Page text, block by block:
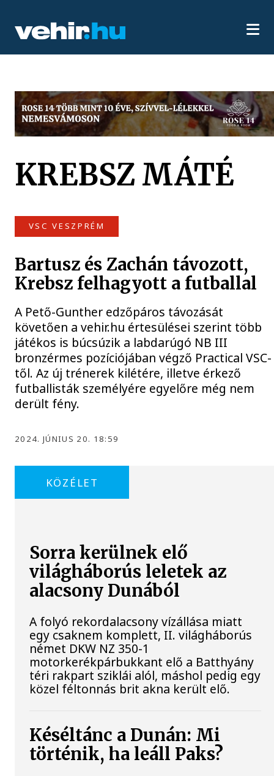
KREBSZ MÁTÉ
VSC VESZPRÉM
Bartusz és Zachán távozott,
Krebsz felhagyott a futballal
A Pető-Gunther edzőpáros távozását
követően a vehir.hu értesülései szerint több
játékos is búcsúzik a labdarúgó NB III
bronzérmes pozíciójában végző Practical VSC-
től. Az új trénerek kilétére, illetve érkező
futballisták személyére egyelőre még nem
derült fény.
2024. JÚNIUS 20. 18:59
KÖZÉLET
Sorra kerülnek elő
világháborús leletek az
alacsony Dunából
A folyó rekordalacsony vízállása miatt
egy csaknem komplett, II. világháborús
német DKW NZ 350-1
motorkerékpárbukkant elő a Batthyány
téri rakpart sziklái alól, máshol pedig egy
közel féltonnás brit akna került elő.
Késéltánc a Dunán: Mi
történik, ha leáll Paks?